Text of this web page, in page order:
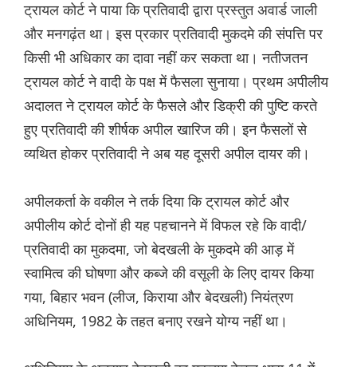
ट्रायल कोर्ट ने पाया कि प्रतिवादी द्वारा प्रस्तुत अवार्ड जाली
और मनगढ़ंत था। इस प्रकार प्रतिवादी मुकदमे की संपत्ति पर
किसी भी अधिकार का दावा नहीं कर सकता था। नतीजतन
ट्रायल कोर्ट ने वादी के पक्ष में फैसला सुनाया। प्रथम अपीलीय
अदालत ने ट्रायल कोर्ट के फैसले और डिक्री की पुष्टि करते
हुए प्रतिवादी की शीर्षक अपील खारिज की। इन फैसलों से
व्यथित होकर प्रतिवादी ने अब यह दूसरी अपील दायर की।
अपीलकर्ता के वकील ने तर्क दिया कि ट्रायल कोर्ट और
अपीलीय कोर्ट दोनों ही यह पहचानने में विफल रहे कि वादी/
प्रतिवादी का मुकदमा, जो बेदखली के मुकदमे की आड़ में
स्वामित्व की घोषणा और कब्जे की वसूली के लिए दायर किया
गया, बिहार भवन (लीज, किराया और बेदखली) नियंत्रण
अधिनियम, 1982 के तहत बनाए रखने योग्य नहीं था।